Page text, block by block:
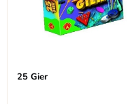
25 Gier